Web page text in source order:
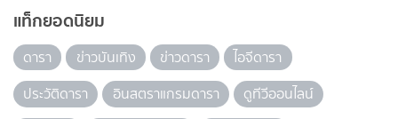
แท็กยอดนิยม
ดารา ข่าวบันเทิง ข่าวดารา
ไอจีดารา
ประวัติดารา
อินสตราแกรมดารา
ดูทีวีออนไลน์